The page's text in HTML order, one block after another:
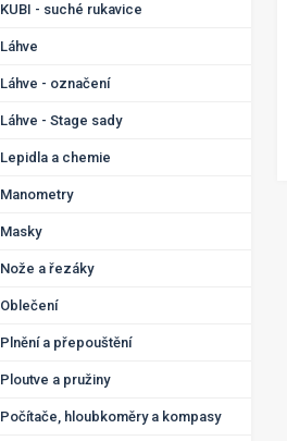
KUBI - suché rukavice
Láhve
Láhve - označení
Láhve - Stage sady
Lepidla a chemie
Manometry
Masky
Nože a řezáky
Oblečení
Plnění a přepouštění
Ploutve a pružiny
Počítače, hloubkoměry a kompasy